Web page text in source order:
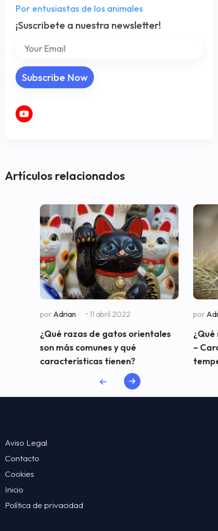
Por entusiastas de los animales
¡Suscribete a nuestra newsletter!
Artículos relacionados
por Adrian • 11 abril 2022
¿Qué razas de gatos orientales
son más comunes y qué
características tienen?
por
–
Aviso Legal
Contacto
Cookies
Inicio
Política de privacidad